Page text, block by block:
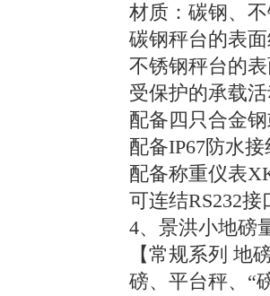
材质：碳钢、
碳钢秤台的表
不锈钢秤台的
受保护的承载
配备四只合金
配备IP67防水
配备称重仪表
可连结RS232接
4、景洪小地磅
【常规系列 地
磅、平台秤、“